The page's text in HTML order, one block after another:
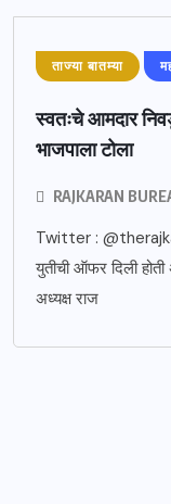
ताज्या बातम्या
स्वतःचे आमदार
भाजपाला टोला
RAJKARAN
Twitter :
युतीची ऑफर दिली होती
अध्यक्ष राज